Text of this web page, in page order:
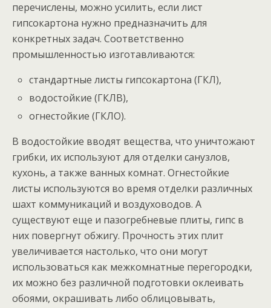
перечислены, можно усилить, если лист
гипсокартона нужно предназначить для
конкретных задач. Соответственно
промышленностью изготавливаются:
стандартные листы гипсокартона (ГКЛ),
водостойкие (ГКЛВ),
огнестойкие (ГКЛО).
В водостойкие вводят вещества, что уничтожают
грибки, их используют для отделки санузлов,
кухонь, а также ванных комнат. Огнестойкие
листы используются во время отделки различных
шахт коммуникаций и воздуховодов. А
существуют еще и пазогребневые плиты, гипс в
них повергнут обжигу. Прочность этих плит
увеличивается настолько, что они могут
использоваться как межкомнатные перегородки,
их можно без различной подготовки оклеивать
обоями, окрашивать либо облицовывать,